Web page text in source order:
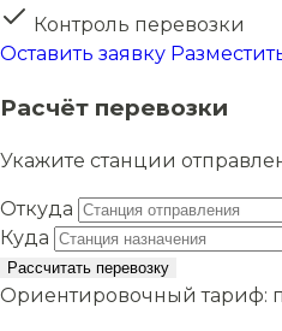
Контроль перевозки
Оставить заявку
Расчёт перевозки
Укажите станции
Откуда
Куда
Рассчитать перевозку
Ориентировочный тариф: